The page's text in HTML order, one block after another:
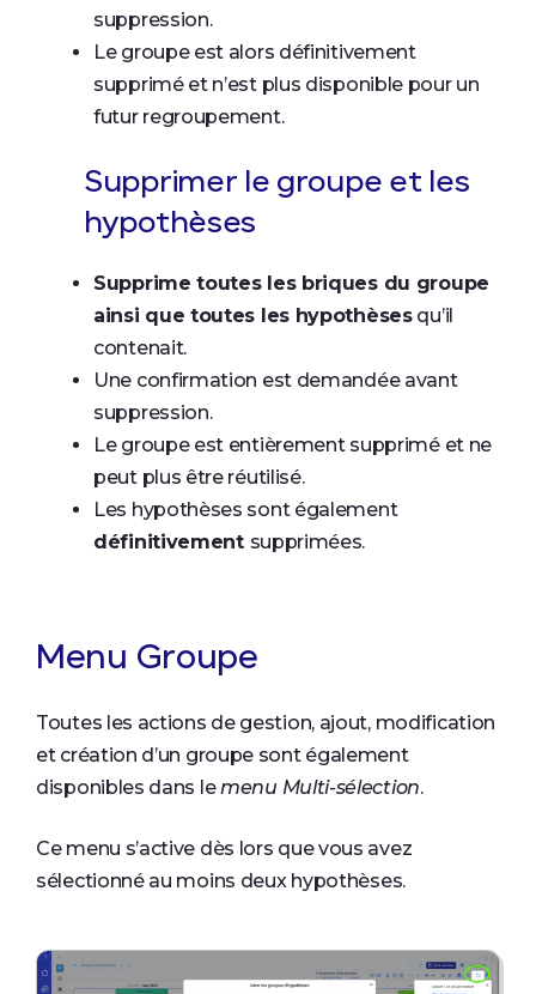
suppression.
Le groupe est alors définitivement
supprimé et n’est plus disponible pour un
futur regroupement.
Supprimer le groupe et les
hypothèses
Supprime toutes les briques du groupe
ainsi que toutes les hypothèsesqu’il
contenait.
Une confirmation est demandée avant
suppression.
Le groupe est entièrement supprimé et ne
peut plus être réutilisé.
Les hypothèses sont également
définitivement supprimées.
Menu Groupe
Toutes les actions de gestion, ajout, modification
et création d’un groupe sont également
disponibles dans le menu Multi-sélection.
Ce menu s’active dès lors que vous avez
sélectionné au moins deux hypothèses.